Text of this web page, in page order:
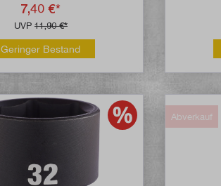
7,40 €*
UVP 11,90 €*
Geringer Bestand
Abverkauf